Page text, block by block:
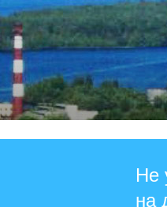
Не
на